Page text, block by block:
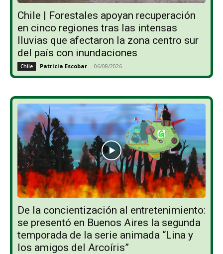
Chile | Forestales apoyan recuperación
en cinco regiones tras las intensas
lluvias que afectaron la zona centro sur
del país con inundaciones
Chile Patricia Escobar - 06/08/2026
De la concientización al entretenimiento:
se presentó en Buenos Aires la segunda
temporada de la serie animada “Lina y
los amigos del Arcoíris”